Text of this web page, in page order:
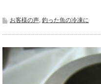
お客様の声, 釣った魚の冷凍に